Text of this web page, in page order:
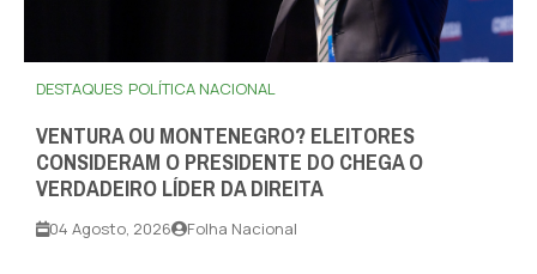
DESTAQUES POLÍTICA NACIONAL
VENTURA OU MONTENEGRO? ELEITORES
CONSIDERAM O PRESIDENTE DO CHEGA O
VERDADEIRO LÍDER DA DIREITA
04 Agosto, 2026 Folha Nacional